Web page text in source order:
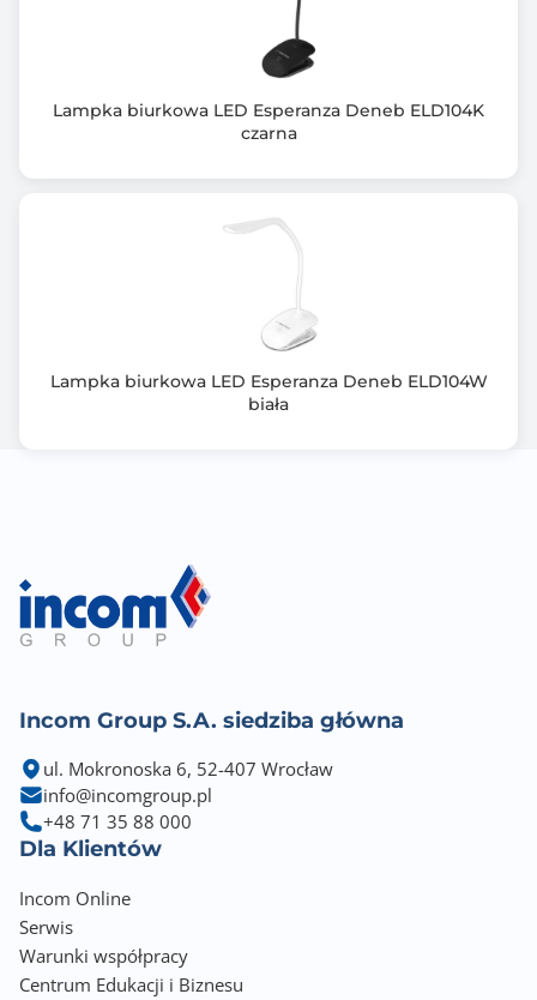
Lampka biurkowa LED Esperanza Deneb ELD104K
czarna
Lampka biurkowa LED Esperanza Deneb ELD104W
biała
Incom Group S.A. siedziba główna
ul. Mokronoska 6, 52-407 Wrocław
info@incomgroup.pl
+48 71 35 88 000
Dla Klientów
Incom Online
Serwis
Warunki współpracy
Centrum Edukacji i Biznesu